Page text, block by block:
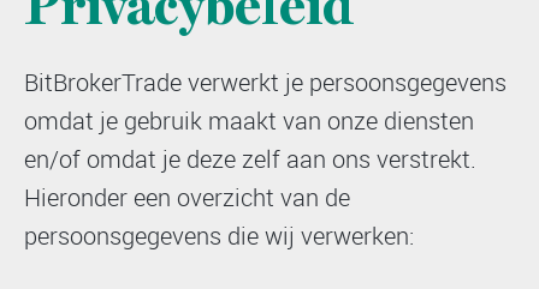
BitBrokerTrade verwerkt je persoonsgegevens
omdat je gebruik maakt van onze diensten
en/of omdat je deze zelf aan ons verstrekt.
Hieronder een overzicht van de
persoonsgegevens die wij verwerken: